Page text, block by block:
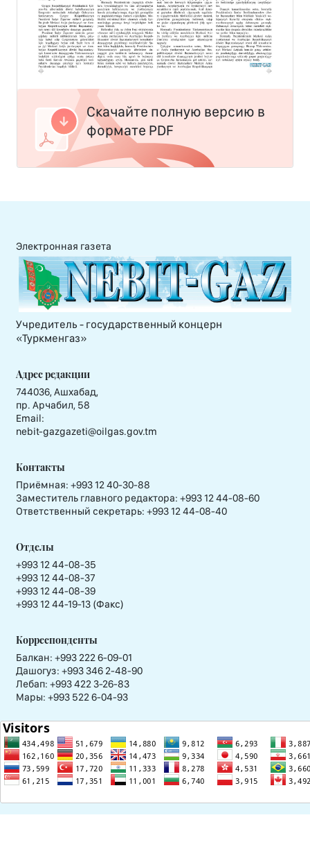
Скачайте полную версию в
формате PDF
Электронная газета
Учредитель - государственный концерн
«Туркменгаз»
Адрес редакции
744036, Ашхабад,
пр. Арчабил, 58
Email:
nebit-gazgazeti@oilgas.gov.tm
Контакты
Приёмная: +993 12 40-30-88
Заместитель главного редактора: +993 12 44-08-60
Ответственный секретарь: +993 12 44-08-40
Отделы
+993 12 44-08-35
+993 12 44-08-37
+993 12 44-08-39
+993 12 44-19-13 (Факс)
Корреспонденты
Балкан: +993 222 6-09-01
Дашогуз: +993 346 2-48-90
Лебап: +993 422 3-26-83
Мары: +993 522 6-04-93